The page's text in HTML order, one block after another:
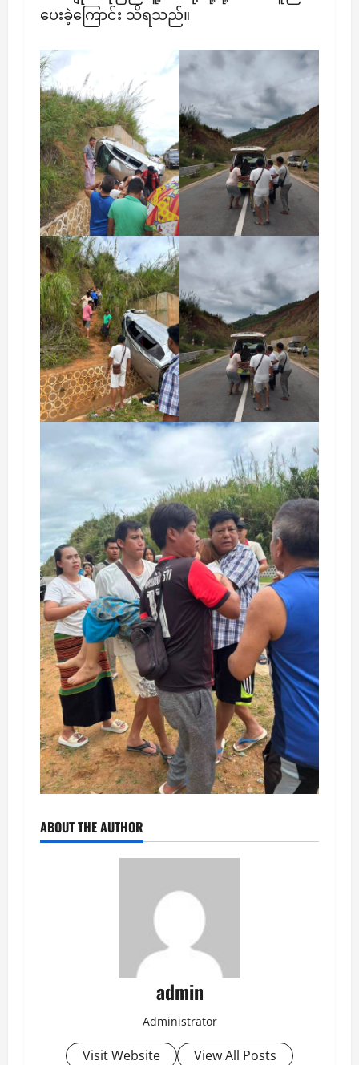
ပေးခဲ့ကြောင်း သိရသည်။
ABOUT THE AUTHOR
admin
Administrator
Visit Website View All Posts